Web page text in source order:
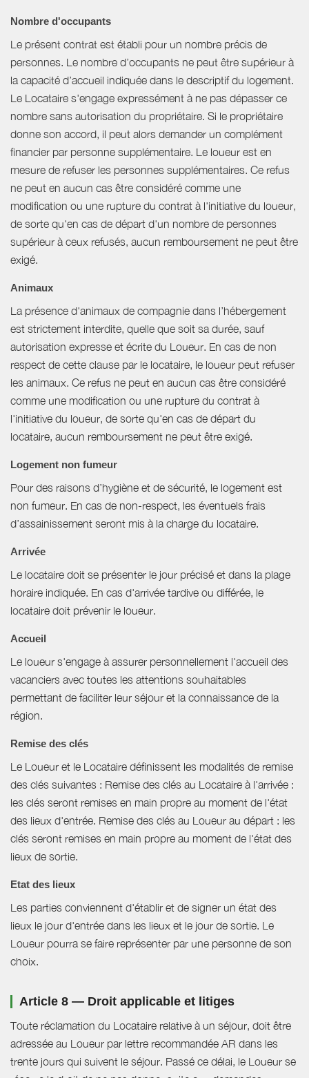
Nombre d'occupants
Le présent contrat est établi pour un nombre précis de
personnes. Le nombre d’occupants ne peut être supérieur à
la capacité d’accueil indiquée dans le descriptif du logement.
Le Locataire s'engage expressément à ne pas dépasser ce
nombre sans autorisation du propriétaire. Si le propriétaire
donne son accord, il peut alors demander un complément
financier par personne supplémentaire. Le loueur est en
mesure de refuser les personnes supplémentaires. Ce refus
ne peut en aucun cas être considéré comme une
modification ou une rupture du contrat à l'initiative du loueur,
de sorte qu'en cas de départ d'un nombre de personnes
supérieur à ceux refusés, aucun remboursement ne peut être
exigé.
Animaux
La présence d'animaux de compagnie dans l’hébergement
est strictement interdite, quelle que soit sa durée, sauf
autorisation expresse et écrite du Loueur. En cas de non
respect de cette clause par le locataire, le loueur peut refuser
les animaux. Ce refus ne peut en aucun cas être considéré
comme une modification ou une rupture du contrat à
l'initiative du loueur, de sorte qu'en cas de départ du
locataire, aucun remboursement ne peut être exigé.
Logement non fumeur
Pour des raisons d’hygiène et de sécurité, le logement est
non fumeur. En cas de non-respect, les éventuels frais
d’assainissement seront mis à la charge du locataire.
Arrivée
Le locataire doit se présenter le jour précisé et dans la plage
horaire indiquée. En cas d'arrivée tardive ou différée, le
locataire doit prévenir le loueur.
Accueil
Le loueur s'engage à assurer personnellement l'accueil des
vacanciers avec toutes les attentions souhaitables
permettant de faciliter leur séjour et la connaissance de la
région.
Remise des clés
Le Loueur et le Locataire définissent les modalités de remise
des clés suivantes : Remise des clés au Locataire à l'arrivée :
les clés seront remises en main propre au moment de l'état
des lieux d'entrée. Remise des clés au Loueur au départ : les
clés seront remises en main propre au moment de l'état des
lieux de sortie.
Etat des lieux
Les parties conviennent d'établir et de signer un état des
lieux le jour d'entrée dans les lieux et le jour de sortie. Le
Loueur pourra se faire représenter par une personne de son
choix.
Article 8 — Droit applicable et litiges
Toute réclamation du Locataire relative à un séjour, doit être
adressée au Loueur par lettre recommandée AR dans les
trente jours qui suivent le séjour. Passé ce délai, le Loueur se